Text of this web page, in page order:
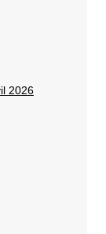
2026